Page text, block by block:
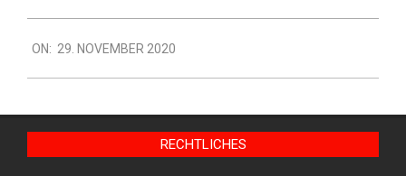
11-
29
ON: 29. NOVEMBER 2020
RECHTLICHES